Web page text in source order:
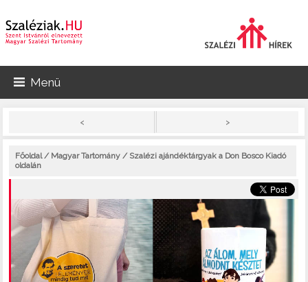
Menü
< >
Főoldal/ Magyar Tartomány / Szalézi ajándéktárgyak a Don Bosco Kiadó
oldalán